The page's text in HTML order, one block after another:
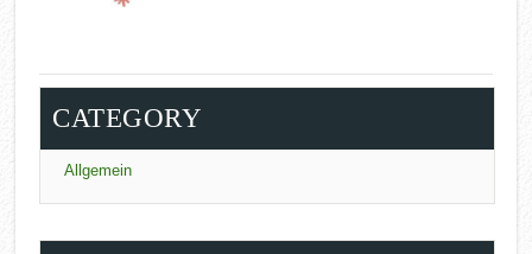
CATEGORY
Allgemein